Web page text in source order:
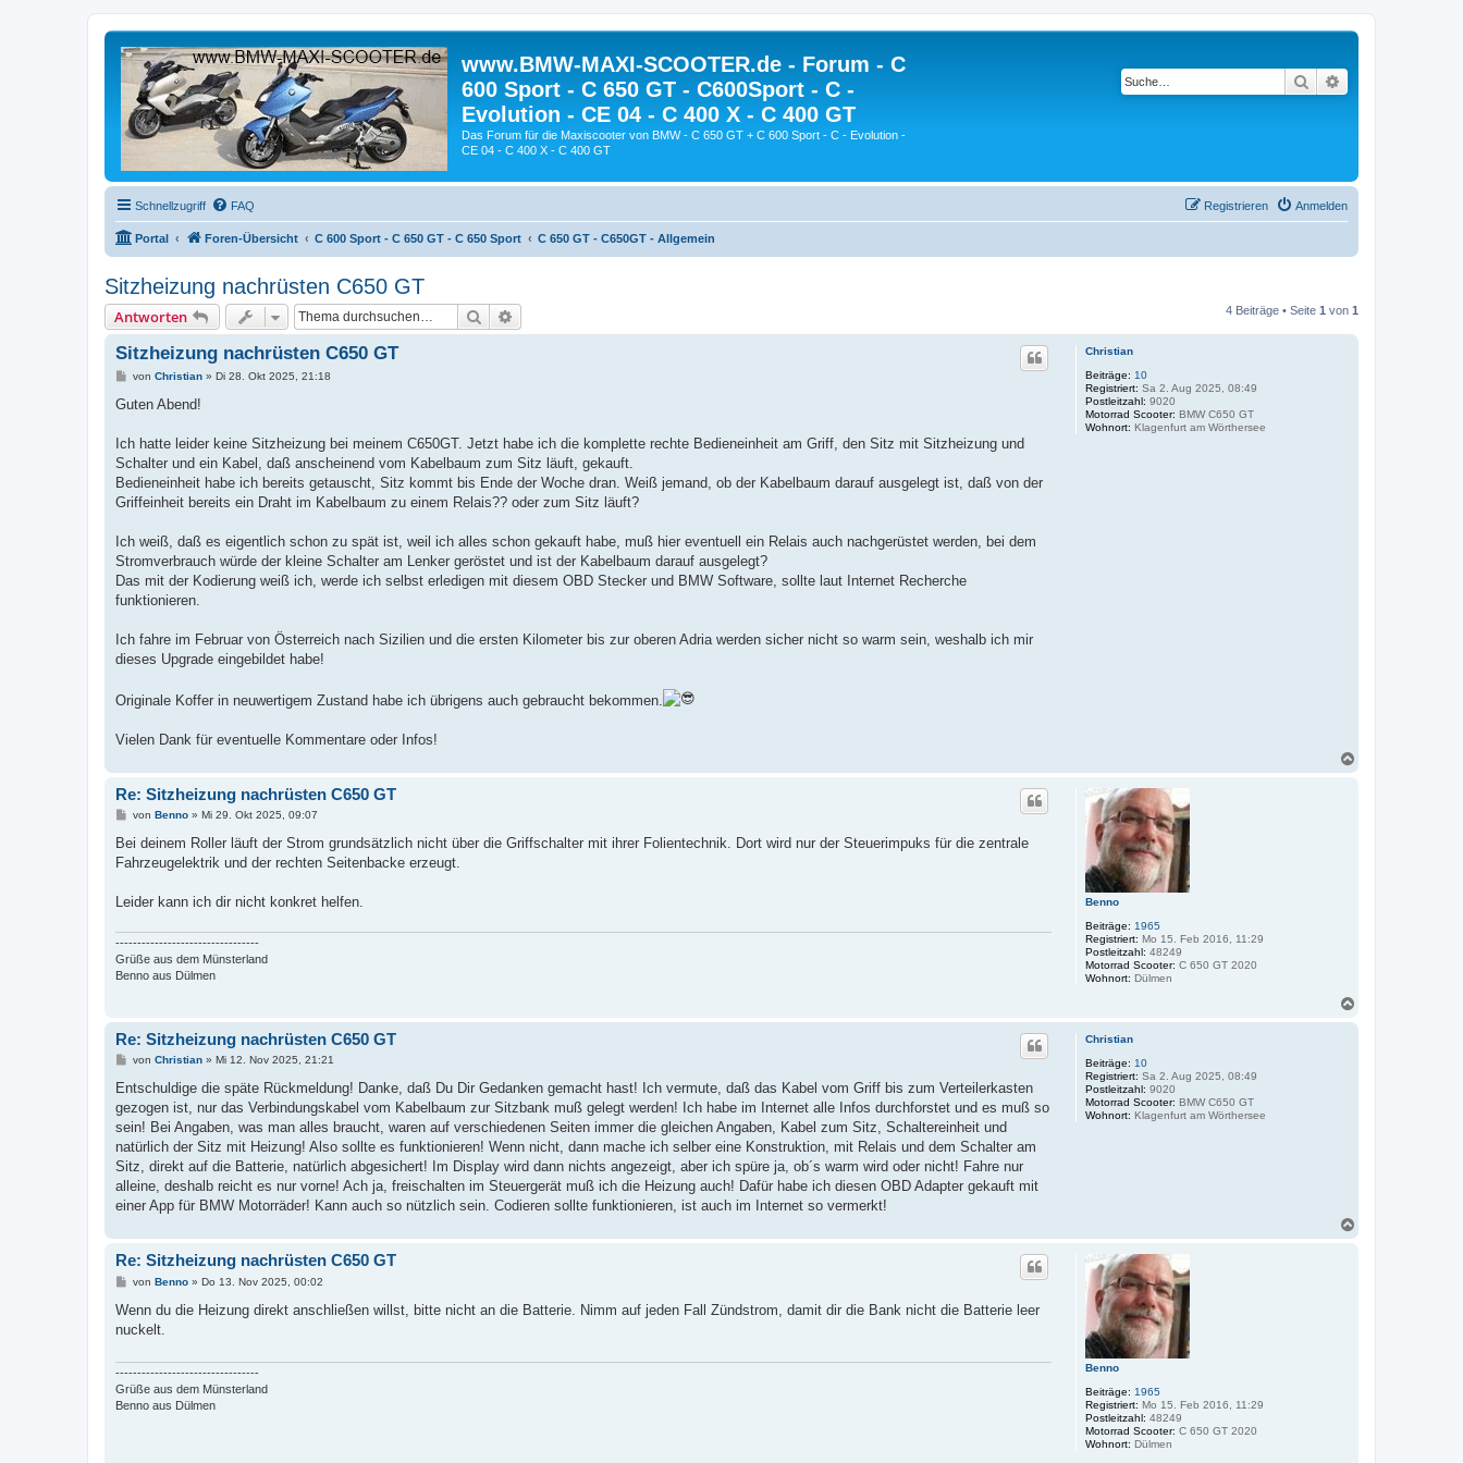
www.BMW-MAXI-SCOOTER.de - Forum - C
600 Sport - C 650 GT - C600Sport - C -
Evolution - CE 04 - C 400 X - C 400 GT
Das Forum für die Maxiscooter von BMW - C 650 GT + C 600 Sport - C - Evolution -
CE 04 - C 400 X - C 400 GT
Suche
Schnellzugriff FAQ Anmelden
Registrieren
Portal Foren-Übersicht C 600 Sport - C 650 GT - C 650 Sport C 650 GT - C650GT - Allgemein
Sitzheizung nachrüsten C650 GT
Antworten Suche 4 Beiträge • Seite 1 von 1
Christian
Beiträge: 10
Registriert: Sa 2. Aug 2025, 08:49
Postleitzahl: 9020
Motorrad Scooter: BMW C650 GT
Wohnort: Klagenfurt am Wörthersee
Sitzheizung nachrüsten C650 GT
B
i
a
von Christian» Di 28. Okt 2025, 21:18
Guten Abend!
Ich hatte leider keine Sitzheizung bei meinem C650GT. Jetzt habe ich die komplette rechte Bedieneinheit am Griff, den Sitz mit Sitzheizung und
Schalter und ein Kabel, daß anscheinend vom Kabelbaum zum Sitz läuft, gekauft.
Bedieneinheit habe ich bereits getauscht, Sitz kommt bis Ende der Woche dran. Weiß jemand, ob der Kabelbaum darauf ausgelegt ist, daß von der
Griffeinheit bereits ein Draht im Kabelbaum zu einem Relais?? oder zum Sitz läuft?
Ich weiß, daß es eigentlich schon zu spät ist, weil ich alles schon gekauft habe, muß hier eventuell ein Relais auch nachgerüstet werden, bei dem
Stromverbrauch würde der kleine Schalter am Lenker geröstet und ist der Kabelbaum darauf ausgelegt?
Das mit der Kodierung weiß ich, werde ich selbst erledigen mit diesem OBD Stecker und BMW Software, sollte laut Internet Recherche
funktionieren.
Ich fahre im Februar von Österreich nach Sizilien und die ersten Kilometer bis zur oberen Adria werden sicher nicht so warm sein, weshalb ich mir
dieses Upgrade eingebildet habe!
Originale Koffer in neuwertigem Zustand habe ich übrigens auch gebraucht bekommen.
Vielen Dank für eventuelle Kommentare oder Infos!
Benno
Beiträge: 1965
Registriert: Mo 15. Feb 2016, 11:29
Postleitzahl: 48249
Motorrad Scooter: C 650 GT 2020
Wohnort: Dülmen
Re: Sitzheizung nachrüsten C650 GT
B
i
r
von Benno» Mi 29. Okt 2025, 09:07
Bei deinem Roller läuft der Strom grundsätzlich nicht über die Griffschalter mit ihrer Folientechnik. Dort wird nur der Steuerimpuks für die zentrale
Fahrzeugelektrik und der rechten Seitenbacke erzeugt.
Leider kann ich dir nicht konkret helfen.
---------------------------------
Grüße aus dem Münsterland
Benno aus Dülmen
Christian
Beiträge: 10
Registriert: Sa 2. Aug 2025, 08:49
Postleitzahl: 9020
Motorrad Scooter: BMW C650 GT
Wohnort: Klagenfurt am Wörthersee
Re: Sitzheizung nachrüsten C650 GT
B
i
r
a
von Christian» Mi 12. Nov 2025, 21:21
Entschuldige die späte Rückmeldung! Danke, daß Du Dir Gedanken gemacht hast! Ich vermute, daß das Kabel vom Griff bis zum Verteilerkasten
gezogen ist, nur das Verbindungskabel vom Kabelbaum zur Sitzbank muß gelegt werden! Ich habe im Internet alle Infos durchforstet und es muß so
sein! Bei Angaben, was man alles braucht, waren auf verschiedenen Seiten immer die gleichen Angaben, Kabel zum Sitz, Schaltereinheit und
natürlich der Sitz mit Heizung! Also sollte es funktionieren! Wenn nicht, dann mache ich selber eine Konstruktion, mit Relais und dem Schalter am
Sitz, direkt auf die Batterie, natürlich abgesichert! Im Display wird dann nichts angezeigt, aber ich spüre ja, ob´s warm wird oder nicht! Fahre nur
alleine, deshalb reicht es nur vorne! Ach ja, freischalten im Steuergerät muß ich die Heizung auch! Dafür habe ich diesen OBD Adapter gekauft mit
einer App für BMW Motorräder! Kann auch so nützlich sein. Codieren sollte funktionieren, ist auch im Internet so vermerkt!
Benno
Beiträge: 1965
Registriert: Mo 15. Feb 2016, 11:29
Postleitzahl: 48249
Motorrad Scooter: C 650 GT 2020
Wohnort: Dülmen
Re: Sitzheizung nachrüsten C650 GT
B
i
r
von Benno» Do 13. Nov 2025, 00:02
Wenn du die Heizung direkt anschließen willst, bitte nicht an die Batterie. Nimm auf jeden Fall Zündstrom, damit dir die Bank nicht die Batterie leer
nuckelt.
---------------------------------
Grüße aus dem Münsterland
Benno aus Dülmen